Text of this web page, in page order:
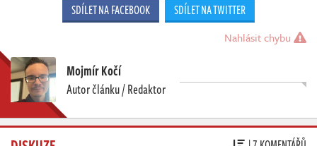
SDÍLET NA FACEBOOK SDÍLET NA TWITTER
Nahlásit chybu
Mojmír Kočí
Autor článku / Redaktor